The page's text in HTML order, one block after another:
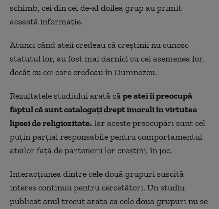
schimb, cei din cel de-al doilea grup au primit
această informație.
Atunci când ateii credeau că creștinii nu cunosc
statutul lor, au fost mai darnici cu cei asemenea lor,
decât cu cei care credeau în Dumnezeu.
Rezultatele studiului arată căpe atei îi preocupă
faptul că sunt catalogați drept imorali în virtutea
lipsei de religiozitate.Iar aceste preocupări sunt cel
puțin parțial responsabile pentru comportamentul
ateilor față de partenerii lor creștini, în joc.
Interacțiunea dintre cele două grupuri suscită
interes continuu pentru cercetători. Un studiu
publicat anul trecut arată că cele două grupuri nu se